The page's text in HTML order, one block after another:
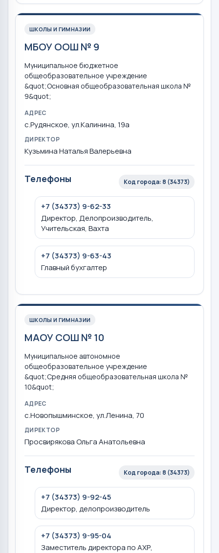
ШКОЛЫ И ГИМНАЗИИ
МБОУ ООШ № 9
Муниципальное бюджетное
общеобразовательное учреждение
&quot;Основная общеобразовательная школа №
9&quot;
АДРЕС
с.Рудянское, ул.Калинина, 19а
ДИРЕКТОР
Кузьмина Наталья Валерьевна
Телефоны Код города: 8 (34373)
+7 (34373) 9-62-33
Директор, Делопроизводитель,
Учительская, Вахта
+7 (34373) 9-63-43
Главный бухгалтер
ШКОЛЫ И ГИМНАЗИИ
МАОУ СОШ № 10
Муниципальное автономное
общеобразовательное учреждение
&quot;Средняя общеобразовательная школа №
10&quot;
АДРЕС
с.Новопышминское, ул.Ленина, 70
ДИРЕКТОР
Просвирякова Ольга Анатольевна
Телефоны Код города: 8 (34373)
+7 (34373) 9-92-45
Директор, делопроизводитель
+7 (34373) 9-95-04
Заместитель директора по АХР,